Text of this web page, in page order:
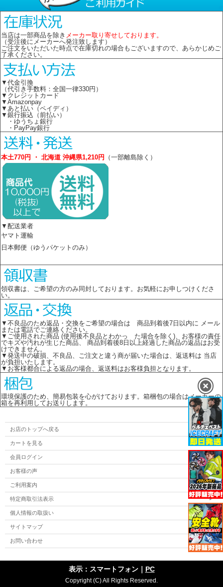
当店は一部商品を除き メーカー取り寄せしております。
（受注後にメーカーへ発注致します）
ご注文をいただいた時点で在庫切れの場合もございますので、あらかじめご
了承ください。
▼代金引換
（代引き手数料：全国一律330円）
▼クレジットカード
▼Amazonpay
▼あと払い（ペイディ）
▼銀行振込（前払い）
・ゆうちょ銀行
・PayPay銀行
本土770円 ・ 北海道 沖縄県1,210円 （一部離島除く）
▼配送業者
ヤマト運輸
日本郵便（ゆうパケットのみ）
領収書は、ご希望の方のみ同封しております。お気軽にお申しつけくださ
い。
▼不良品のため返品・交換をご希望の場合は 商品到着後7日以内に メール
または電話でご連絡ください。
▼ご使用された商品 (使用後不良品とわかっ た場合を除く)、お客様の責任
でキズや汚れが生じた商品、 商品到着後8日以上経過した商品の返品はお受
けできません。
▼発送中の破損、不良品、ご注文と違う商が届いた場合は、返送料は 当店
が負担いたします。
▼お客様都合による返品の場合、返送料はお客様負担となります。
環境保護のため、簡易包装を心がけております。箱梱包の場合はメーカーの
箱を再利用してお送りします。
お店のトップへ戻る
カートを見る
会員ログイン
お客様の声
ご利用案内
特定商取引法表示
個人情報の取扱い
サイトマップ
お問い合わせ
表示：スマートフォン｜ PC
Copyright (C) All Rights Reserved.